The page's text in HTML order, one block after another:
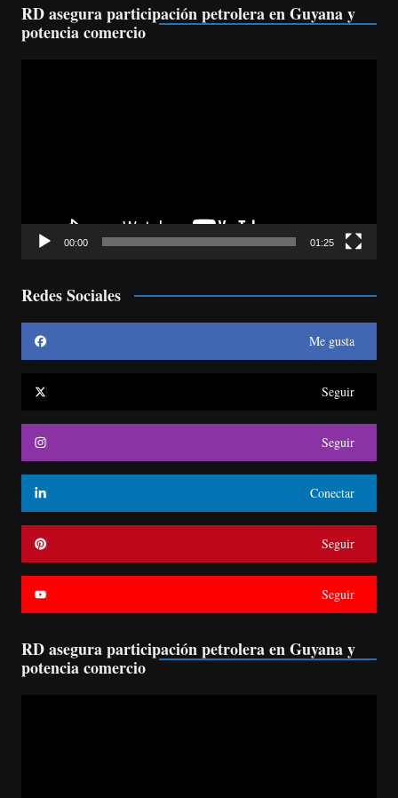
RD asegura participación petrolera en Guyana y
potencia comercio
00:00 01:25
Redes Sociales
Me gusta
Seguir
Seguir
Conectar
Seguir
Seguir
RD asegura participación petrolera en Guyana y
potencia comercio